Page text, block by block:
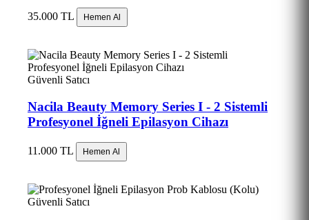
35.000 TL Hemen Al
Güvenli Satıcı
Nacila Beauty Memory Series I - 2 Sistemli
Profesyonel İğneli Epilasyon Cihazı
11.000 TL Hemen Al
Güvenli Satıcı